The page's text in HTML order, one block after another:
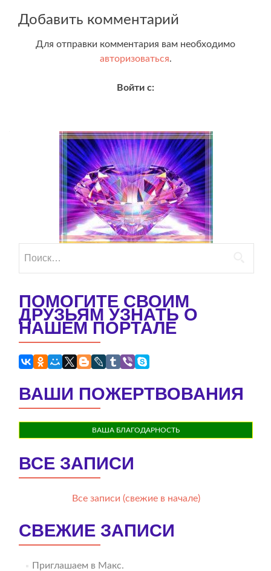
по
записям
Добавить комментарий
Для отправки комментария вам необходимо
авторизоваться.
Войти с:
ПОМОГИТЕ СВОИМ
ДРУЗЬЯМ УЗНАТЬ О
НАШЕМ ПОРТАЛЕ
ВАШИ ПОЖЕРТВОВАНИЯ
ВАША БЛАГОДАРНОСТЬ
ВСЕ ЗАПИСИ
Все записи (свежие в начале)
СВЕЖИЕ ЗАПИСИ
Приглашаем в Макс.